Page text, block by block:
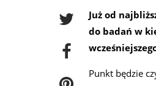
Już od
do badań w
Punkt będzie